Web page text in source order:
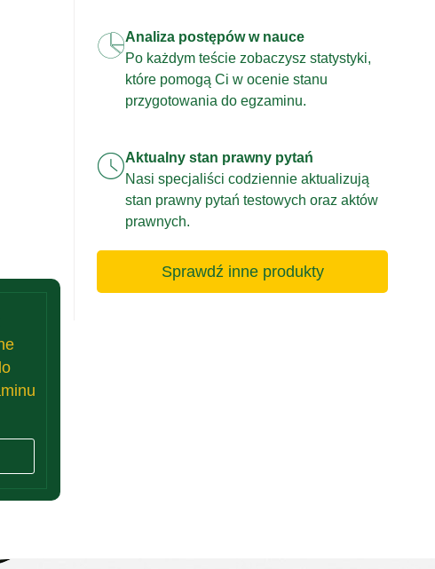
Analiza postępów w nauce
Po każdym teście zobaczysz statystyki,
które pomogą Ci w ocenie stanu
przygotowania do egzaminu.
Aktualny stan prawny pytań
Nasi specjaliści codziennie aktualizują
stan prawny pytań testowych oraz aktów
prawnych.
Sprawdź inne produkty